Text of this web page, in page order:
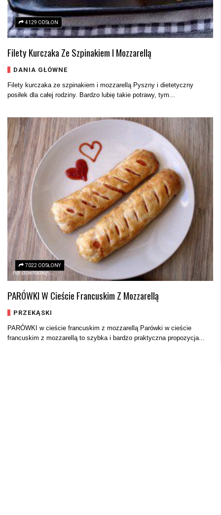
4129 ODSŁON
Filety Kurczaka Ze Szpinakiem I Mozzarellą
DANIA GŁÓWNE
Filety kurczaka ze szpinakiem i mozzarellą Pyszny i dietetyczny
posiłek dla całej rodziny. Bardzo lubię takie potrawy, tym...
7022 ODSŁONY
PARÓWKI W Cieście Francuskim Z Mozzarellą
PRZEKĄSKI
PARÓWKI w cieście francuskim z mozzarellą Parówki w cieście
francuskim z mozzarellą to szybka i bardzo praktyczna propozycja...